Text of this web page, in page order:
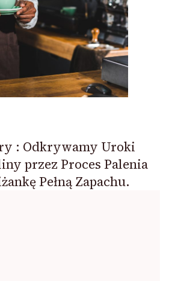
: Odkrywamy Uroki
przez Proces Palenia
Pełną Zapachu.